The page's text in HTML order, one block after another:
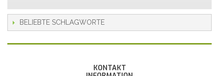
BELIEBTE SCHLAGWORTE
KONTAKT